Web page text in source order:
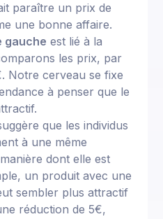
paraître un prix de
une bonne affaire.
gauche est lié à la
les prix, par
Notre cerveau se fixe
à penser que le
que les individus
à une même
dont elle est
un produit avec une
sembler plus attractif
réduction de 5€,